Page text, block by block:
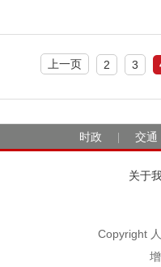
上一页 2 3
时政 交通
关于
Copyright